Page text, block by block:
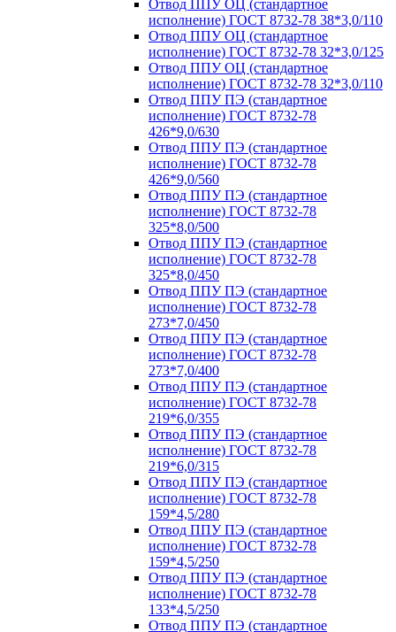
Отвод ППУ ОЦ (стандартное
исполнение) ГОСТ 8732-78 38*3,0/110
Отвод ППУ ОЦ (стандартное
исполнение) ГОСТ 8732-78 32*3,0/125
Отвод ППУ ОЦ (стандартное
исполнение) ГОСТ 8732-78 32*3,0/110
Отвод ППУ ПЭ (стандартное
исполнение) ГОСТ 8732-78
426*9,0/630
Отвод ППУ ПЭ (стандартное
исполнение) ГОСТ 8732-78
426*9,0/560
Отвод ППУ ПЭ (стандартное
исполнение) ГОСТ 8732-78
325*8,0/500
Отвод ППУ ПЭ (стандартное
исполнение) ГОСТ 8732-78
325*8,0/450
Отвод ППУ ПЭ (стандартное
исполнение) ГОСТ 8732-78
273*7,0/450
Отвод ППУ ПЭ (стандартное
исполнение) ГОСТ 8732-78
273*7,0/400
Отвод ППУ ПЭ (стандартное
исполнение) ГОСТ 8732-78
219*6,0/355
Отвод ППУ ПЭ (стандартное
исполнение) ГОСТ 8732-78
219*6,0/315
Отвод ППУ ПЭ (стандартное
исполнение) ГОСТ 8732-78
159*4,5/280
Отвод ППУ ПЭ (стандартное
исполнение) ГОСТ 8732-78
159*4,5/250
Отвод ППУ ПЭ (стандартное
исполнение) ГОСТ 8732-78
133*4,5/250
Отвод ППУ ПЭ (стандартное